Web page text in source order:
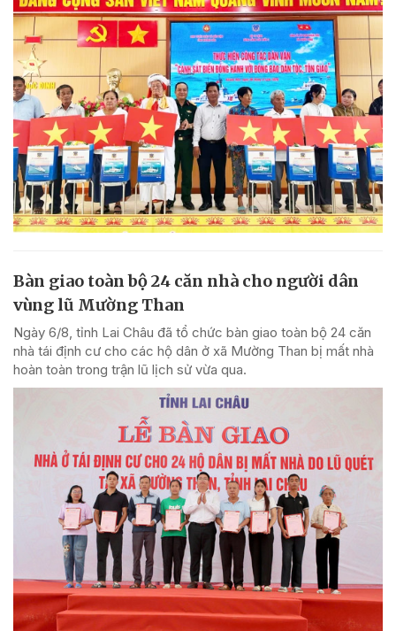
Bàn giao toàn bộ 24 căn nhà cho người dân
vùng lũ Mường Than
Ngày 6/8, tỉnh Lai Châu đã tổ chức bàn giao toàn bộ 24 căn
nhà tái định cư cho các hộ dân ở xã Mường Than bị mất nhà
hoàn toàn trong trận lũ lịch sử vừa qua.